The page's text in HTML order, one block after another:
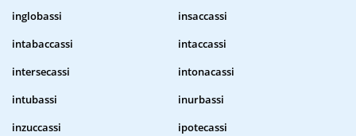
inglobassi
insaccassi
intabaccassi
intaccassi
intersecassi
intonacassi
intubassi
inurbassi
inzuccassi
ipotecassi